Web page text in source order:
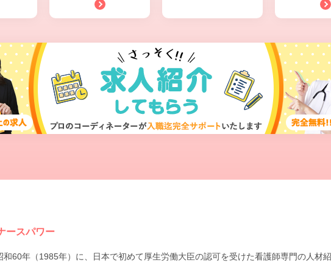
ースパワー
和60年（1985年）に、日本で初めて厚生労働大臣の認可を受けた看護師専門の人